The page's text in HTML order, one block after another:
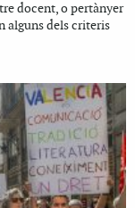
docent, o pertànyer
alguns dels criteris